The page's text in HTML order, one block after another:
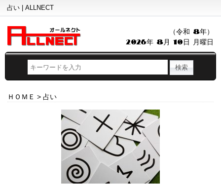
占い | ALLNECT
（令和 8年）
2026年 8月 10日 月曜日
ＨＯＭＥ > 占い